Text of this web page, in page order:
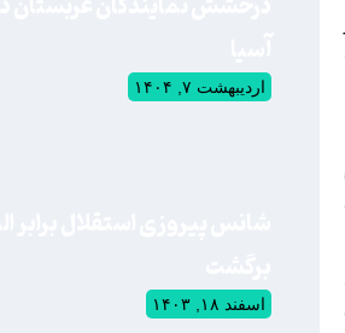
اردیبهشت ۷, ۱۴۰۴
اسفند ۱۸, ۱۴۰۳